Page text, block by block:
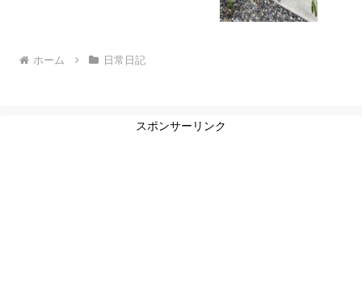
ホーム 日常日記
スポンサーリンク